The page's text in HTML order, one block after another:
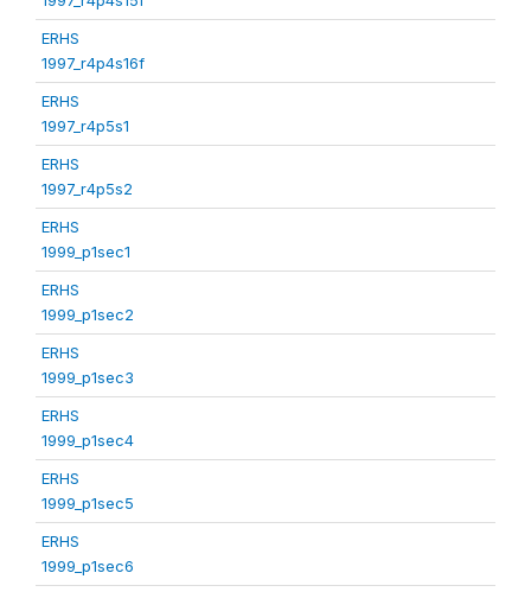
ERHS
1997_r4p4s16f
ERHS
1997_r4p5s1
ERHS
1997_r4p5s2
ERHS
1999_p1sec1
ERHS
1999_p1sec2
ERHS
1999_p1sec3
ERHS
1999_p1sec4
ERHS
1999_p1sec5
ERHS
1999_p1sec6